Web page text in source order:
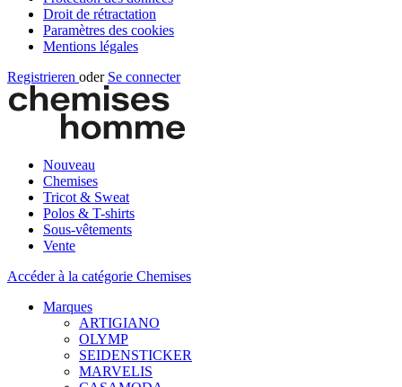
Droit de rétractation
Paramètres des cookies
Mentions légales
Registrieren oder Se connecter
Nouveau
Chemises
Tricot & Sweat
Polos & T-shirts
Sous-vêtements
Vente
Accéder à la catégorie Chemises
Marques
ARTIGIANO
OLYMP
SEIDENSTICKER
MARVELIS